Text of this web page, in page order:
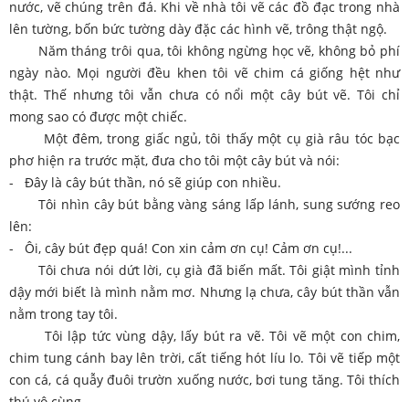
nước, vẽ chúng trên đá. Khi về nhà tôi vẽ các đồ đạc trong nhà
lên tường, bốn bức tường dày đặc các hình vẽ, trông thật ngộ.
Năm tháng trôi qua, tôi không ngừng học vẽ, không bỏ phí
ngày nào. Mọi người đều khen tôi vẽ chim cá giống hệt như
thật. Thế nhưng tôi vẫn chưa có nổi một cây bút vẽ. Tôi chỉ
mong sao có được một chiếc.
Một đêm, trong giấc ngủ, tôi thấy một cụ già râu tóc bạc
phơ hiện ra trước mặt, đưa cho tôi một cây bút và nói:
- Đây là cây bút thần, nó sẽ giúp con nhiều.
Tôi nhìn cây bút bằng vàng sáng lấp lánh, sung sướng reo
lên:
- Ôi, cây bút đẹp quá! Con xin cảm ơn cụ! Cảm ơn cụ!...
Tôi chưa nói dứt lời, cụ già đã biến mất. Tôi giật mình tỉnh
dậy mới biết là mình nằm mơ. Nhưng lạ chưa, cây bút thần vẫn
nằm trong tay tôi.
Tôi lập tức vùng dậy, lấy bút ra vẽ. Tôi vẽ một con chim,
chim tung cánh bay lên trời, cất tiếng hót líu lo. Tôi vẽ tiếp một
con cá, cá quẫy đuôi trườn xuống nước, bơi tung tăng. Tôi thích